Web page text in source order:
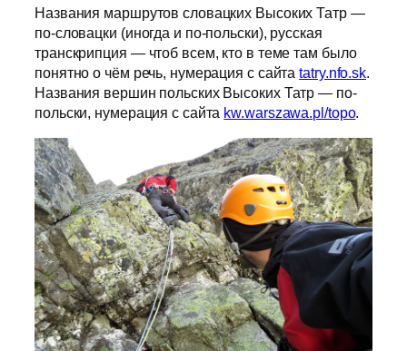
Названия маршрутов словацких Высоких Татр —
по-словацки (иногда и по-польски), русская
транскрипция — чтоб всем, кто в теме там было
понятно о чём речь, нумерация с сайтаtatry.nfo.sk.
Названия вершин польских Высоких Татр — по-
польски, нумерация с сайта kw.warszawa.pl/topo.